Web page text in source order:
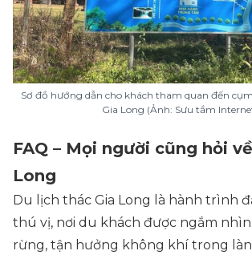
Sơ đồ hướng dẫn cho khách tham quan đến
Gia Long (Ảnh: Sưu tầm
FAQ – Mọi người cũng hỏi
Long
Du lịch thác Gia Long là hành trình
thú vị, nơi du khách được ngắm
rừng, tận hưởng không khí trong